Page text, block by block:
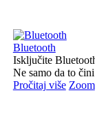
Bluetooth
Isključite
Ne samo da to
Pročitaj više Zoom